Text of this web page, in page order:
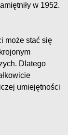
w 1952.
może stać się
Dlatego
umiejętności